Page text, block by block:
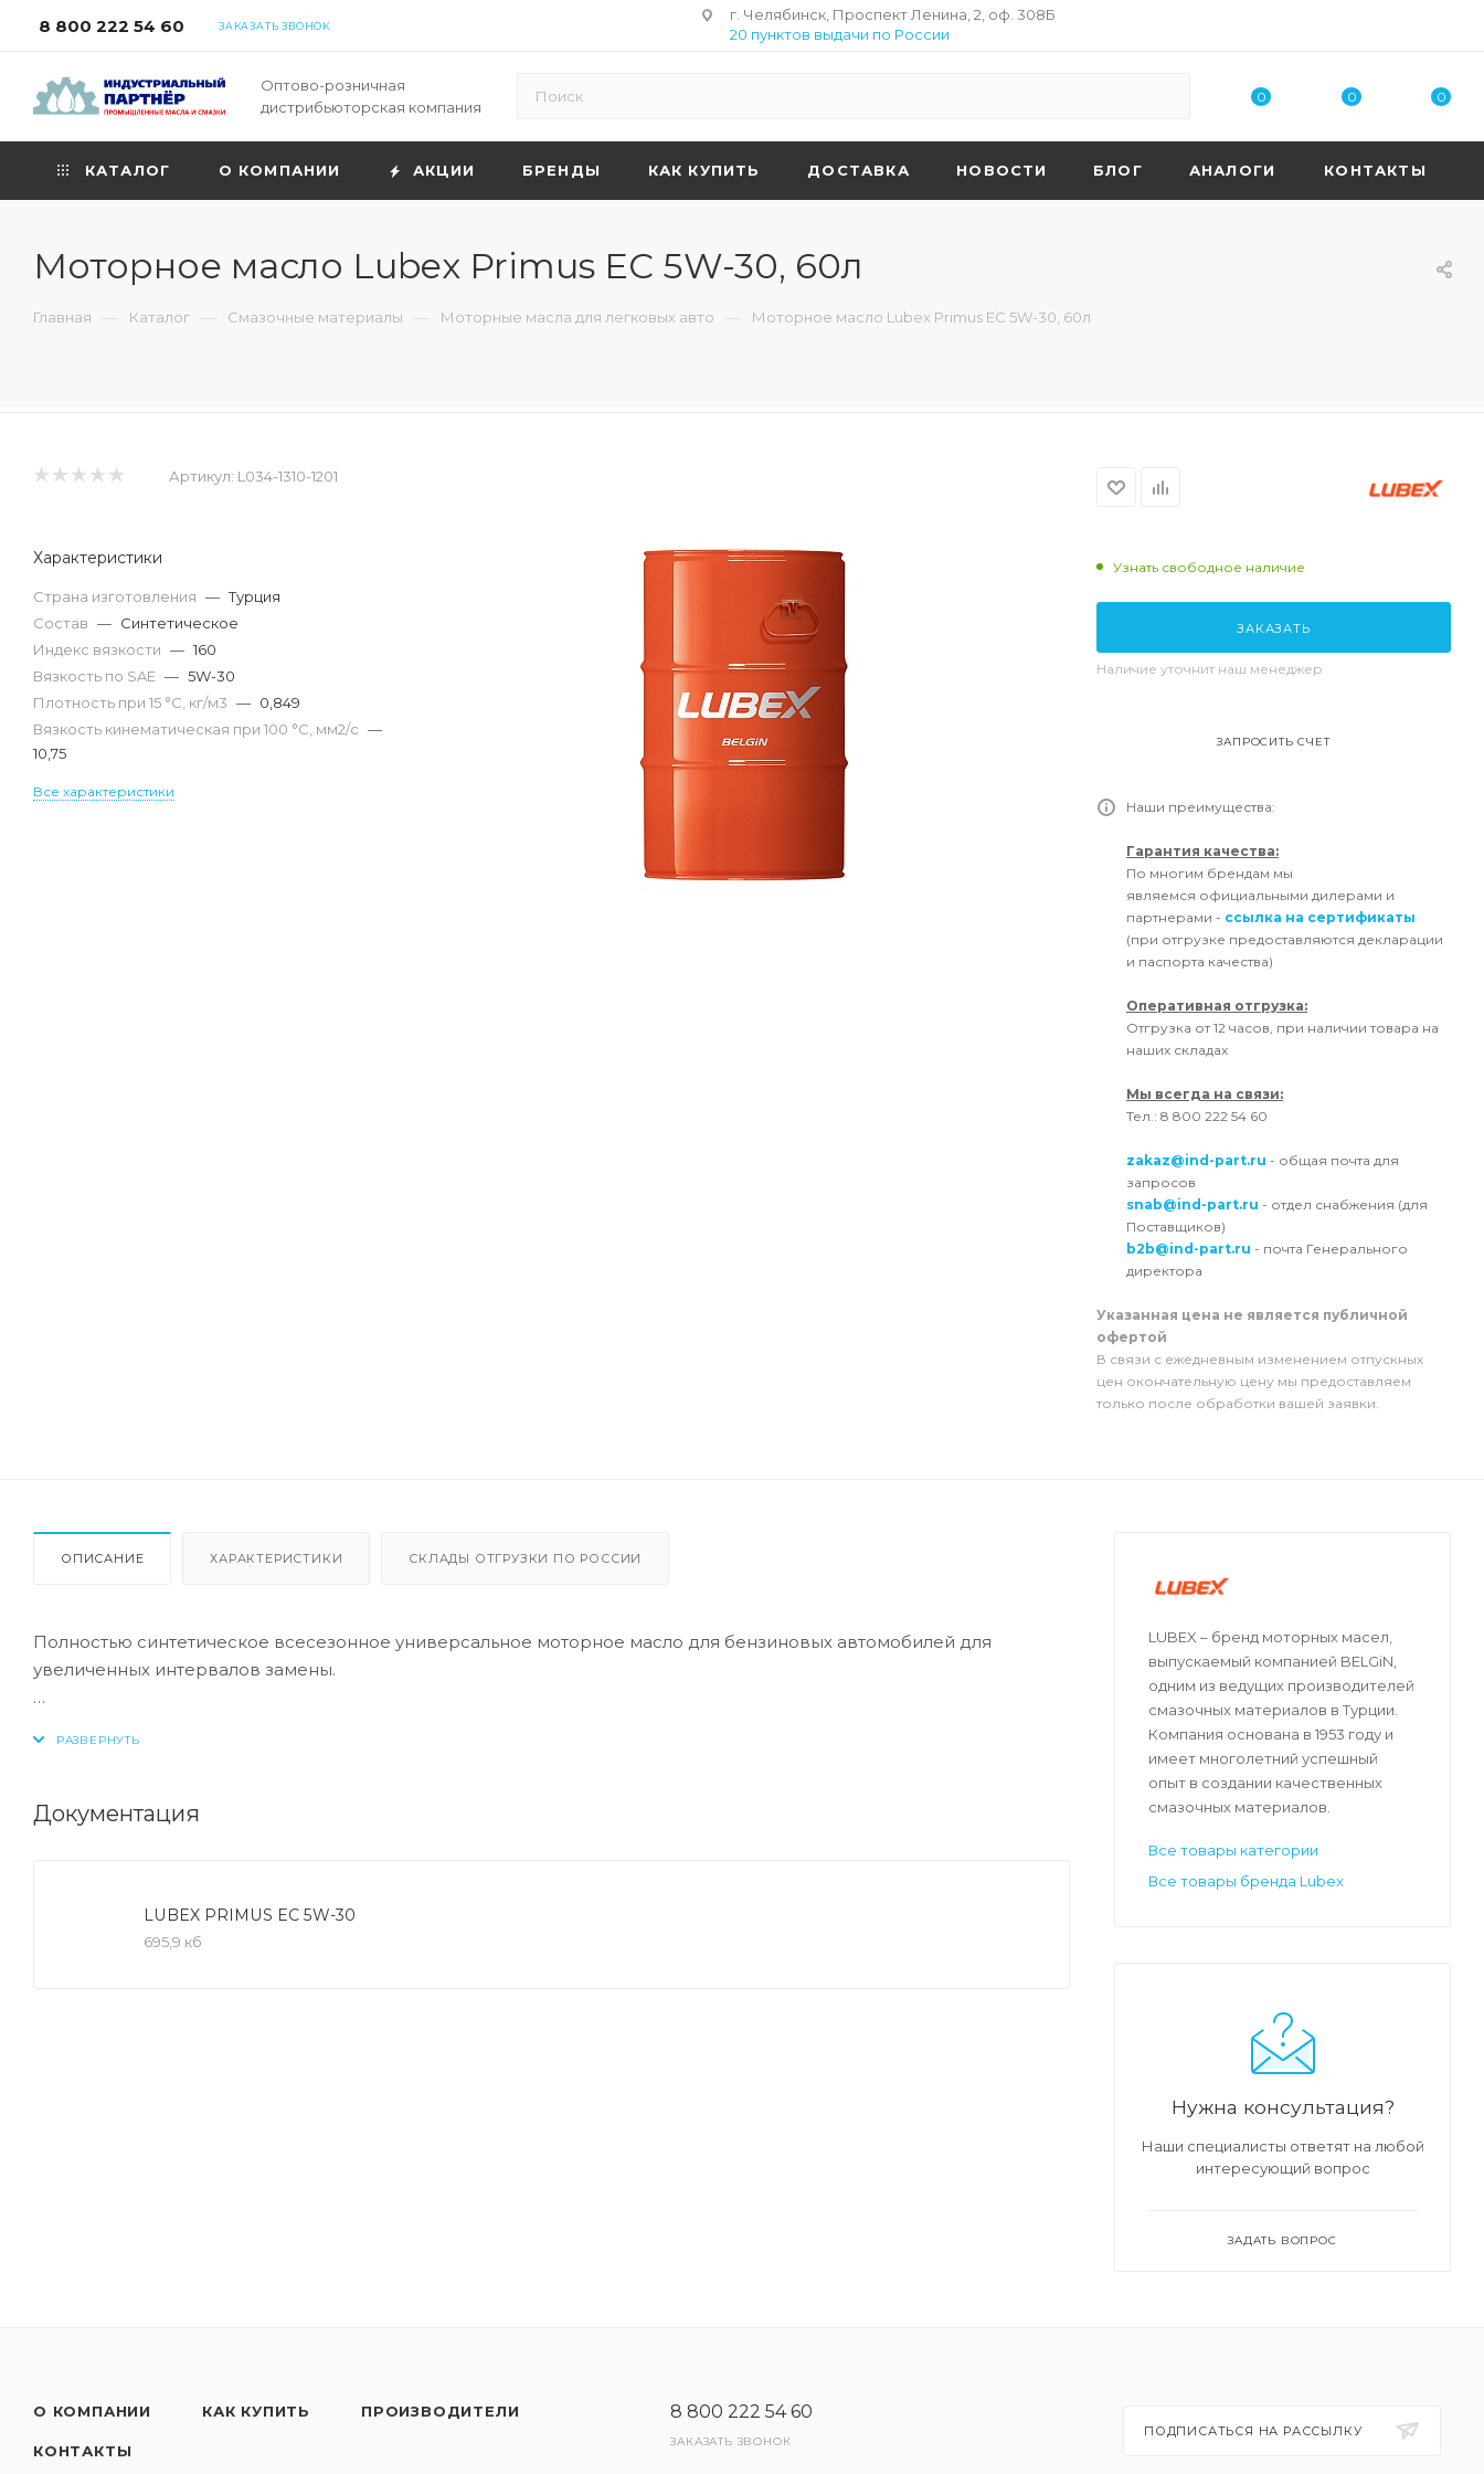
8 800 222 54 60 ЗАКАЗАТЬ ЗВОНОК
г. Челябинск, Проспект Ленина, 2, оф. 308Б
20 пунктов выдачи по России
Оптово-розничная
дистрибьюторская компания
0 0 0
КАТАЛОГ О КОМПАНИИ АКЦИИ БРЕНДЫ КАК КУПИТЬ ДОСТАВКА НОВОСТИ БЛОГ АНАЛОГИ КОНТАКТЫ
Моторное масло Lubex Primus EC 5W-30, 60л
Главная — Каталог — Смазочные материалы — Моторные масла для легковых авто — Моторное масло Lubex Primus EC 5W-30, 60л
Артикул: L034-1310-1201
Характеристики
Страна изготовления — Турция
Состав — Синтетическое
Индекс вязкости — 160
Вязкость по SAE — 5W-30
Плотность при 15 °С, кг/м3 — 0,849
Вязкость кинематическая при 100 °С, мм2/с —
10,75
Все характеристики
Узнать свободное наличие
ЗАКАЗАТЬ
Наличие уточнит наш менеджер
ЗАПРОСИТЬ СЧЕТ
Наши преимущества:
Гарантия качества:
По многим брендам мы
являемся официальными дилерами и
партнерами - ссылка на сертификаты
(при отгрузке предоставляются декларации
и паспорта качества)
Оперативная отгрузка:
Отгрузка от 12 часов, при наличии товара на
наших складах
Мы всегда на связи:
Тел.: 8 800 222 54 60
zakaz@ind-part.ru - общая почта для
запросов
snab@ind-part.ru - отдел снабжения (для
Поставщиков)
b2b@ind-part.ru - почта Генерального
директора
Указанная цена не является публичной
офертой
В связи с ежедневным изменением отпускных
цен окончательную цену мы предоставляем
только после обработки вашей заявки.
ОПИСАНИЕ ХАРАКТЕРИСТИКИ СКЛАДЫ ОТГРУЗКИ ПО РОССИИ
Полностью синтетическое всесезонное универсальное моторное масло для бензиновых автомобилей для
увеличенных интервалов замены.
Полностью синтетическое универсальное всесезонное моторное масло для бензиновых двигателей
-Минимальный износ при запуске двигателя, даже при низких температурах, а также отличные показатели
Документация
LUBEX PRIMUS EC 5W-30
695,9 кб
LUBEX – бренд моторных масел,
выпускаемый компанией BELGiN,
одним из ведущих производителей
смазочных материалов в Турции.
Компания основана в 1953 году и
имеет многолетний успешный
опыт в создании качественных
смазочных материалов.
Все товары категории
Все товары бренда Lubex
Нужна консультация?
Наши специалисты ответят на любой
интересующий вопрос
ЗАДАТЬ ВОПРОС
О КОМПАНИИ КАК КУПИТЬ ПРОИЗВОДИТЕЛИ
КОНТАКТЫ
8 800 222 54 60
ЗАКАЗАТЬ ЗВОНОК
ПОДПИСАТЬСЯ НА РАССЫЛКУ